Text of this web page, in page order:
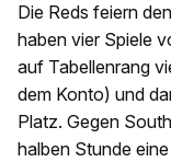
Die Reds feiern
haben vier Spiele
auf Tabellenrang
dem Konto) und
Platz. Gegen
halben Stunde